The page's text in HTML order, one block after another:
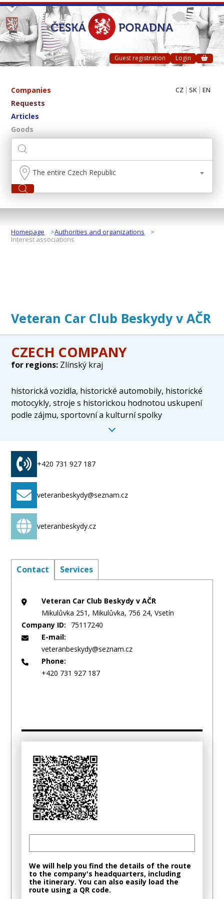
Guest registration Login
Companies
Requests
Articles
Goods
CZ SK EN
The entire Czech Republic
Homepage
Authorities and organizations
Interest associations
Veteran Car Club Beskydy v AČR
CZECH COMPANY
for regions: Zlínský kraj
historická vozidla, historické automobily, historické
motocykly, stroje s historickou hodnotou uskupení
podle zájmu, sportovní a kulturní spolky
+420 731 927 187
veteranbeskydy@seznam.cz
veteranbeskydy.cz
Contact Services
Veteran Car Club Beskydy v AČR
Mikulůvka 251, Mikulůvka, 756 24, Vsetín
Company ID:
75117240
E-mail:
veteranbeskydy@seznam.cz
Phone:
+420 731 927 187
We will help you find the details of the route
to the company's headquarters, including
the itinerary. You can also easily load the
route using a QR code.